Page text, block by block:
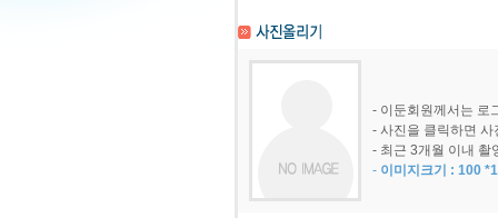
- 이둔회원께서는 로
- 사진을 클릭하면
- 최근 3개월 이내 촬
- 이미지크기 : 100